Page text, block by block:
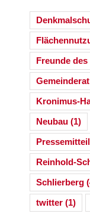
Freunde
Gemeinderat
Kronimus-
Neubau (1)
Reinhold-
Schlierberg
twitter (1)